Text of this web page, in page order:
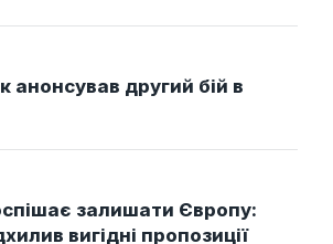
другий бій в
залишати Європу:
вигідні пропозиції